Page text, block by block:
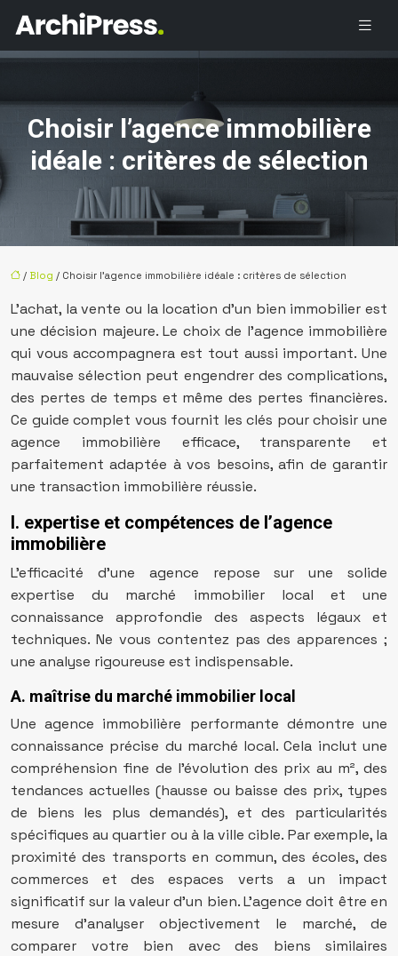
Choisir l’agence immobilière
idéale : critères de sélection
/ Blog / Choisir l’agence immobilière idéale : critères de sélection
L’achat, la vente ou la location d’un bien immobilier est
une décision majeure. Le choix de l’agence immobilière
qui vous accompagnera est tout aussi important. Une
mauvaise sélection peut engendrer des complications,
des pertes de temps et même des pertes financières.
Ce guide complet vous fournit les clés pour choisir une
agence immobilière efficace, transparente et
parfaitement adaptée à vos besoins, afin de garantir
une transaction immobilière réussie.
I. expertise et compétences de l’agence
immobilière
L’efficacité d’une agence repose sur une solide
expertise du marché immobilier local et une
connaissance approfondie des aspects légaux et
techniques. Ne vous contentez pas des apparences ;
une analyse rigoureuse est indispensable.
A. maîtrise du marché immobilier local
Une agence immobilière performante démontre une
connaissance précise du marché local. Cela inclut une
compréhension fine de l’évolution des prix au m², des
tendances actuelles (hausse ou baisse des prix, types
de biens les plus demandés), et des particularités
spécifiques au quartier ou à la ville cible. Par exemple, la
proximité des transports en commun, des écoles, des
commerces et des espaces verts a un impact
significatif sur la valeur d’un bien. L’agence doit être en
mesure d’analyser objectivement le marché, de
comparer votre bien avec des biens similaires